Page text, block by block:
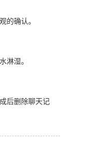
确认。
淋湿。
后删除聊天记